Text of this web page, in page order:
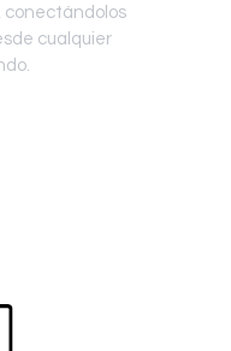
conectándolos
cualquier